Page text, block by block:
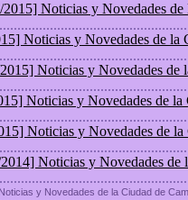
2015] Noticias y Novedades
Noticias y Novedades de la
Noticias y Novedades de
Noticias y Novedades de la
Noticias y Novedades de
Noticias y Novedades de
y Novedades de la Ciudad de